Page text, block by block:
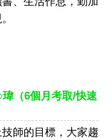
（6個月考取/快速
師的目標，大家趨